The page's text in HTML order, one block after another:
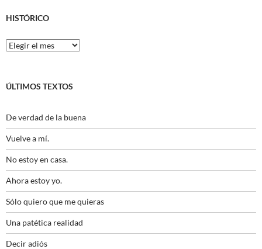
HISTÓRICO
Histórico
ÚLTIMOS TEXTOS
De verdad de la buena
Vuelve a mí.
No estoy en casa.
Ahora estoy yo.
Sólo quiero que me quieras
Una patética realidad
Decir adiós